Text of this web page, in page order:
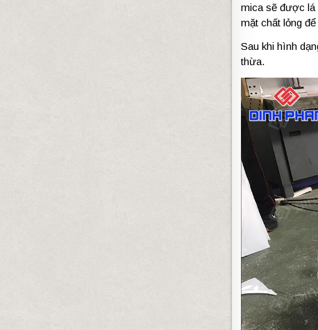
mica sẽ được lá
mặt chất lỏng
Sau khi hình
thừa.